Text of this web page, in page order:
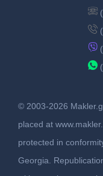
© 2003-2026
placed at
protected in
Georgia.